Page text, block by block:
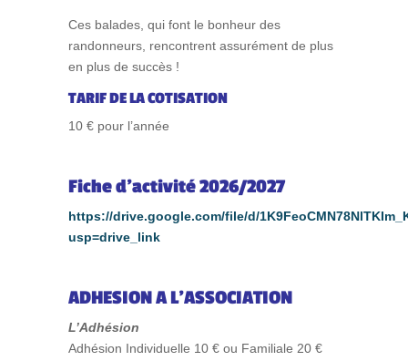
Ces balades, qui font le bonheur des
randonneurs, rencontrent assurément de plus
en plus de succès !
TARIF DE LA COTISATION
10 € pour l’année
Fiche d’activité 2026/2027
https://drive.google.com/file/d/
usp=drive_link
ADHESION A L’ASSOCIATION
L’Adhésion
Adhésion Individuelle 10 € ou Familiale 20 €